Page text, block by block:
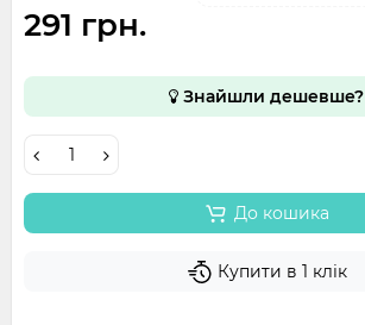
291 грн.
Знайшли дешевше?
До кошика
Купити в 1 клік